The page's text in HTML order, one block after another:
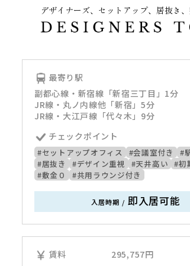
デザイナーズ、セットアップ、居抜き
最寄り駅
副都心線・新宿線「新宿三丁目」1分
JR線・丸ノ内線他「新宿」5分
JR線・大江戸線「代々木」9分
チェックポイント
#セットアップオフィス #会議室付き
#
#居抜き
#デザイン重視 #天井高い #初
#敷金０
#共用ラウンジ付き
入居時期 / 即入居可能
賃料 295,757円